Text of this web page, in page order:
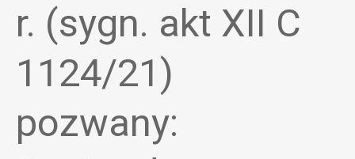
r. (sygn. akt XII C
1124/21)
pozwany: